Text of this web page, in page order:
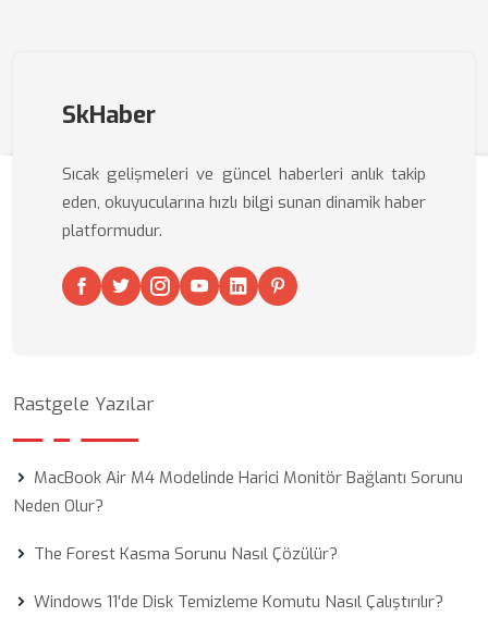
SkHaber
Sıcak gelişmeleri ve güncel haberleri anlık takip
eden, okuyucularına hızlı bilgi sunan dinamik haber
platformudur.
Rastgele Yazılar
MacBook Air M4 Modelinde Harici Monitör Bağlantı Sorunu
Neden Olur?
The Forest Kasma Sorunu Nasıl Çözülür?
Windows 11'de Disk Temizleme Komutu Nasıl Çalıştırılır?